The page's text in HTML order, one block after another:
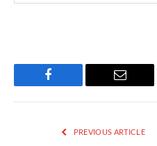
Facebook Email
PREVIOUS ARTICLE